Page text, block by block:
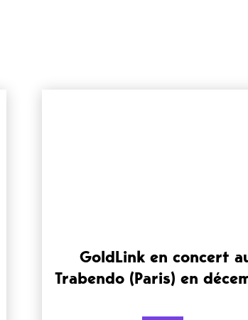
GoldLink en concert
Trabendo (Paris) en